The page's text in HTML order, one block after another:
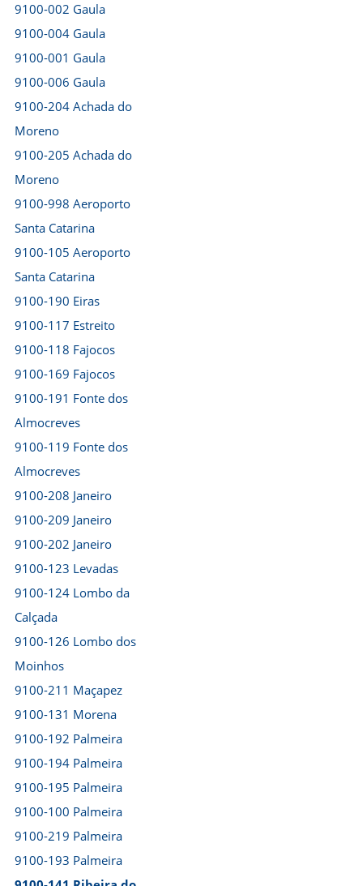
9100-002 Gaula
9100-004 Gaula
9100-001 Gaula
9100-006 Gaula
9100-204 Achada do
Moreno
9100-205 Achada do
Moreno
9100-998 Aeroporto
Santa Catarina
9100-105 Aeroporto
Santa Catarina
9100-190 Eiras
9100-117 Estreito
9100-118 Fajocos
9100-169 Fajocos
9100-191 Fonte dos
Almocreves
9100-119 Fonte dos
Almocreves
9100-208 Janeiro
9100-209 Janeiro
9100-202 Janeiro
9100-123 Levadas
9100-124 Lombo da
Calçada
9100-126 Lombo dos
Moinhos
9100-211 Maçapez
9100-131 Morena
9100-192 Palmeira
9100-194 Palmeira
9100-195 Palmeira
9100-100 Palmeira
9100-219 Palmeira
9100-193 Palmeira